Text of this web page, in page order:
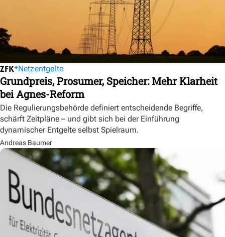
Netzentgelte
Grundpreis, Prosumer, Speicher: Mehr Klarheit
bei Agnes-Reform
Die Regulierungsbehörde definiert entscheidende Begriffe,
schärft Zeitpläne – und gibt sich bei der Einführung
dynamischer Entgelte selbst Spielraum.
Andreas Baumer